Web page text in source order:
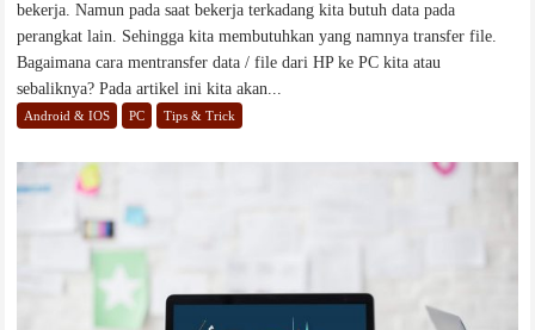
bekerja. Namun pada saat bekerja terkadang kita butuh data pada
perangkat lain. Sehingga kita membutuhkan yang namnya transfer file.
Bagaimana cara mentransfer data / file dari HP ke PC kita atau
sebaliknya? Pada artikel ini kita akan...
Android & IOS PC Tips & Trick